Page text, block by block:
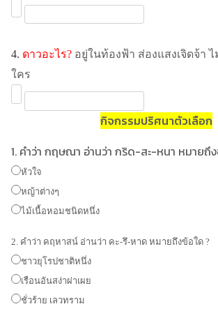
4. ดาวอะไร? อยู่ในท้องฟ้า ส่องแสงเจิดจ้า
ใคร
กิจกรรมปริศนาตัวเลือก
1. คำว่า กฤษณา อ่านว่า กริด-สะ-หนา หมายถึ
หัวใจ
หญ้าต่างๆ
ไม้เนื้อหอมชนิดหนึ่ง
2. คำว่า คฤหาสน์ อ่านว่า คะ-รึ-หาด หมายถึงข้อใด ?
ชาวยุโรปชาติหนึ่ง
เรือนอันสง่าผ่าเผย
ชั่วร้าย เลวทราม